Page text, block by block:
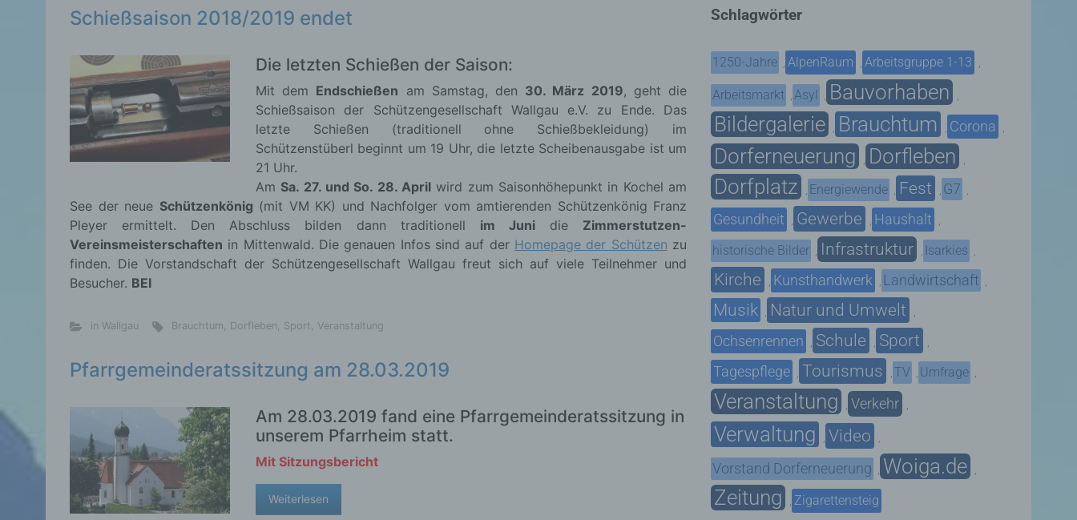
Schießsaison 2018/2019 endet
Die letzten Schießen der Saison:
Mit dem Endschießen am Samstag, den 30. März 2019, geht die
Schießsaison der Schützengesellschaft Wallgau e.V. zu Ende. Das
letzte Schießen (traditionell ohne Schießbekleidung) im
Schützenstüberl beginnt um 19 Uhr, die letzte Scheibenausgabe ist um
21 Uhr.
Am Sa. 27. und So. 28. April wird zum Saisonhöhepunkt in Kochel am
See der neue Schützenkönig (mit VM KK) und Nachfolger vom amtierenden Schützenkönig Franz
Pleyer ermittelt. Den Abschluss bilden dann traditionell im Junidie Zimmerstutzen-
Vereinsmeisterschaften in Mittenwald. Die genauen Infos sind auf der Homepage der Schützen zu
finden. Die Vorstandschaft der Schützengesellschaft Wallgau freut sich auf viele Teilnehmer und
Besucher. BEI
in Wallgau Brauchtum, Dorfleben, Sport, Veranstaltung
Pfarrgemeinderatssitzung am 28.03.2019
Am 28.03.2019 fand eine Pfarrgemeinderatssitzung in
unserem Pfarrheim statt.
Mit Sitzungsbericht
Weiterlesen
Schlagwörter
1250-Jahre , AlpenRaum , Arbeitsgruppe 1-13 ,
Arbeitsmarkt , Asyl , Bauvorhaben ,
Bildergalerie , Brauchtum , Corona ,
Dorferneuerung , Dorfleben ,
Dorfplatz , Energiewende , Fest , G7 ,
Gesundheit , Gewerbe , Haushalt ,
historische Bilder , Infrastruktur , Isarkies ,
Kirche , Kunsthandwerk , Landwirtschaft ,
Musik , Natur und Umwelt ,
Ochsenrennen , Schule , Sport ,
Tagespflege , Tourismus ,TV , Umfrage ,
Veranstaltung , Verkehr ,
Verwaltung , Video ,
Vorstand Dorferneuerung , Woiga.de ,
Zeitung , Zigarettensteig